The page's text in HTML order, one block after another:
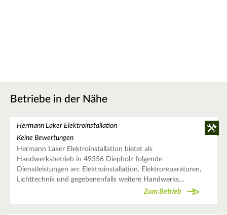
Betriebe in der Nähe
Hermann Laker Elektroinstallation
Keine Bewertungen
Hermann Laker Elektroinstallation bietet als
Handwerksbetrieb in 49356 Diepholz folgende
Dienstleistungen an: Elektroinstallation, Elektroreparaturen,
Lichttechnik und gegebenenfalls weitere Handwerks…
Zum Betrieb